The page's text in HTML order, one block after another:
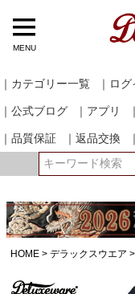
MENU
｜カテゴリー一覧 ｜ロ
｜公式ブログ ｜アプリ
｜品質保証 ｜返品交換
HOME デラックスウエア